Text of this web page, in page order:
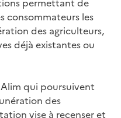
consommateurs les
des agriculteurs,
déjà existantes ou
qui poursuivent
des
vise à recenser et